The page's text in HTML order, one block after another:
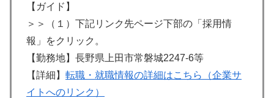
【ガイド】
＞＞（１）下記リンク先ページ下部の「採用情
報」をクリック。
【勤務地】長野県上田市常磐城2247-6等
【詳細】 転職・就職情報の詳細はこちら（企業サ
イトへのリンク）